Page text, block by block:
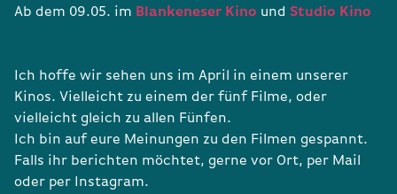
Ab dem 09.05. im Blankeneser Kino und Studio Kino
Ich hoffe wir sehen uns im April in einem unserer
Kinos. Vielleicht zu einem der fünf Filme, oder
vielleicht gleich zu allen Fünfen.
Ich bin auf eure Meinungen zu den Filmen gespannt.
Falls ihr berichten möchtet, gerne vor Ort, per Mail
oder per Instagram.